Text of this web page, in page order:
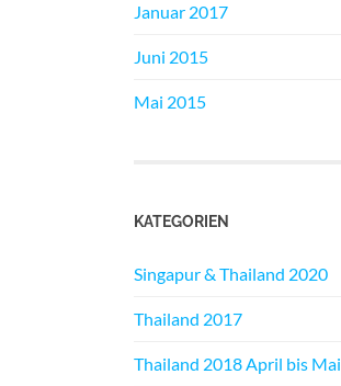
Januar 2017
Juni 2015
Mai 2015
KATEGORIEN
Singapur & Thailand 2020
Thailand 2017
Thailand 2018 April bis Mai